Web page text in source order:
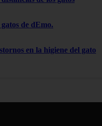
de dEmo.
en la higiene del gato